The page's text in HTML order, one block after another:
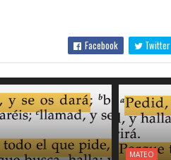
Facebook Twitter
MATEO